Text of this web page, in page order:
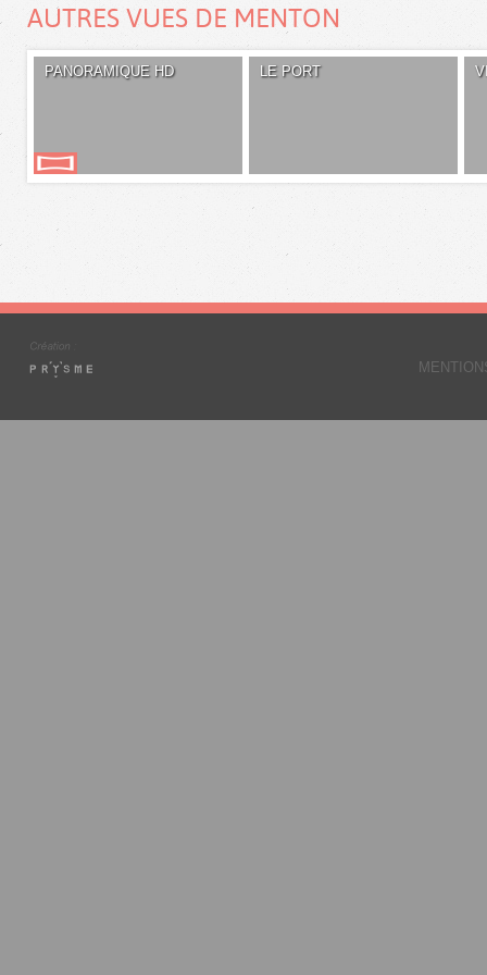
AUTRES VUES DE MENTON
PANORAMIQUE HD LE PORT